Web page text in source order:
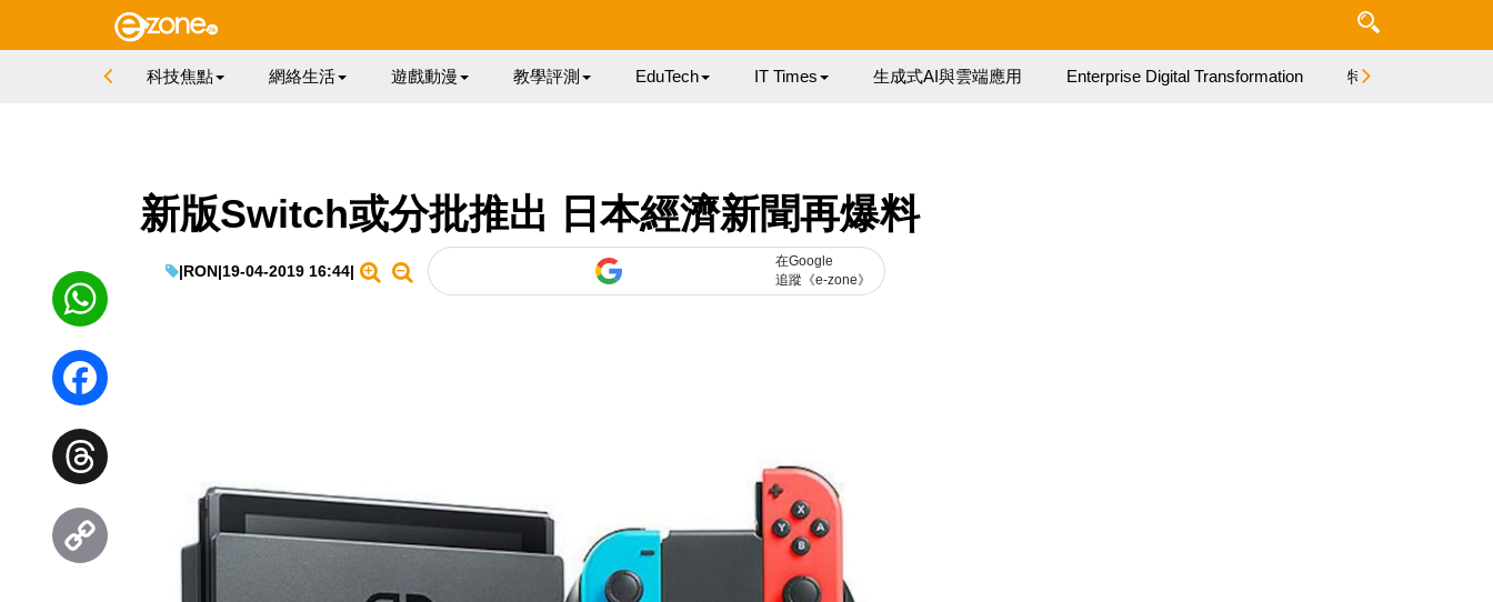
科技焦點 網絡生活 遊戲動漫 教學評測 EduTech IT Times 生成式AI與雲端應用 Enterprise Digital Transformation 特集
新版Switch或分批推出 日本經濟新聞再爆料
|RON|19-04-2019 16:44|
在Google
追蹤《e-zone》
WhatsApp
Facebook
Threads